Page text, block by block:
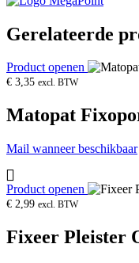
Gerelateerde
Product openen
€ 3,35 excl. BTW
Matopat
Mail wanneer beschikbaar
Product openen
€ 2,99 excl. BTW
Fixeer Pleister